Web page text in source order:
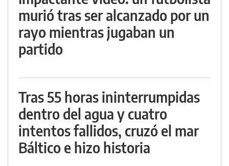
murió tras ser alcanzado por un
rayo mientras jugaban un
partido
Tras 55 horas ininterrumpidas
dentro del agua y cuatro
intentos fallidos, cruzó el mar
Báltico e hizo historia